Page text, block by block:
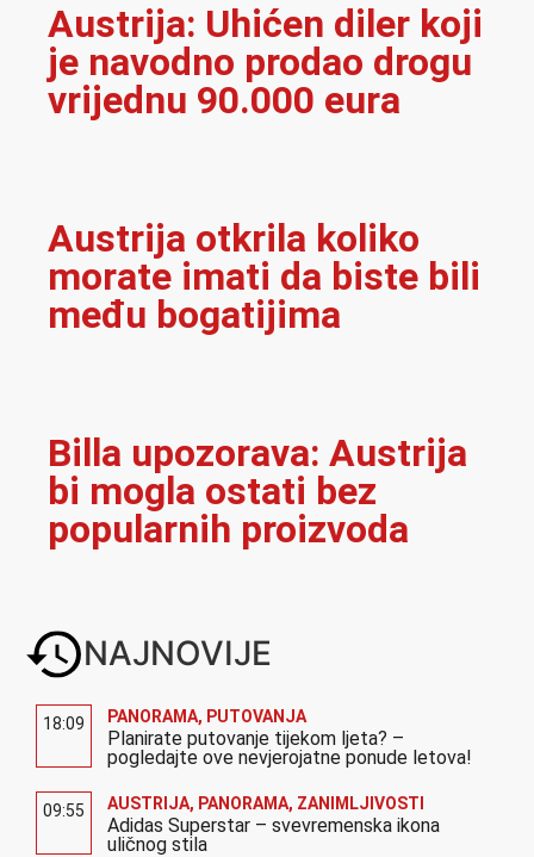
Austrija: Uhićen diler koji
je navodno prodao drogu
vrijednu 90.000 eura
Austrija otkrila koliko
morate imati da biste bili
među bogatijima
Billa upozorava: Austrija
bi mogla ostati bez
popularnih proizvoda
NAJNOVIJE
18:09 PANORAMA, PUTOVANJA
Planirate putovanje tijekom ljeta? –
pogledajte ove nevjerojatne ponude letova!
09:55 AUSTRIJA, PANORAMA, ZANIMLJIVOSTI
Adidas Superstar – svevremenska ikona
uličnog stila